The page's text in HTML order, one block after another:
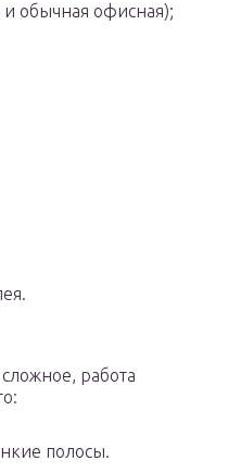
и обычная офисная);
работа
полосы.